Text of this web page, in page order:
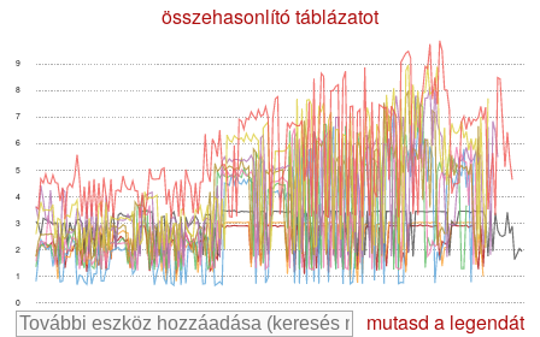
összehasonlító táblázatot
0
1
2
3
4
5
6
7
8
9
mutasd a legendát